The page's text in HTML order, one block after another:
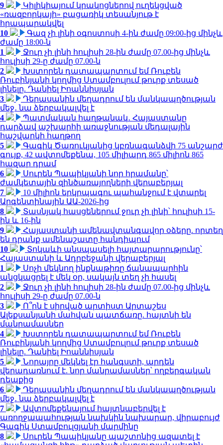
9
Կիլիկիայում կրակոցներով ուղեկցված
«ռազբորկայի» բացառիկ տեսանյութ է
հրապարակվել
10
Գազ չի լինի օգոստոսի 4-ին ժամը 09:00-ից մինչև
ժամը 18:00-ն
1
Ջուր չի լինի հուլիսի 28-ին ժամը 07.00-ից մինչև
հուլիսի 29-ը ժամը 07.00-ն
2
Խստորեն դատապարտում եմ Ռուբեն
Ռուբինյանի կողմից Ստամբուլում թուրք տեսած
լինելը. Դանիել Իոաննիսյան
3
Դերասանին մեղադրում են մանկապղծության
մեջ․ նա ձերբակալվել է
4
Պատմական հաղթանակ․ Հայաստանը
դարձավ աշխարհի առաջնության մեդալային
հաշվարկի հաղթող
5
Գագիկ Ծառուկյանից կբռնագանձվի 75 անշարժ
գույք, 42 ավտոմեքենա, 105 միլիարդ 865 միլիոն 865
հազար դրամ
6
Սուրեն Պապիկյանի նոր հրամանը՝
ժամկետային զինծառայողների վերաբերյալ
7
10 միլիոն երկրպագու պահանջում է վտարել
Արգենտինային ԱԱ-2026-ից
8
Տասնյակ հասցեներում ջուր չի լինի՝ հուլիսի 15-
ին և 16-ին
9
Հայաստանի ամենավտանգավոր օձերը. որտեղ
են դրանք ամենաշատը հանդիպում
10
Տոկաևի անսպասելի հայտարարությունը՝
Հայաստանի և Ադրբեջանի վերաբերյալ
1
Սոչի մեկնող ինքնաթիռը ճանապարհին
անցկացրել է մեկ օր, սակայն տեղ չի հասել
2
Ջուր չի լինի հուլիսի 28-ին ժամը 07.00-ից մինչև
հուլիսի 29-ը ժամը 07.00-ն
3
Ո՞րն է սիրված արտիստ Արտաշես
Ալեքսանյանի մահվան պատճառը. հայտնի են
մանրամասներ
4
Խստորեն դատապարտում եմ Ռուբեն
Ռուբինյանի կողմից Ստամբուլում թուրք տեսած
լինելը. Դանիել Իոաննիսյան
5
Նորայրը մեկնել էր հանգստի, արդեն
վերադառնում է. նոր մանրամասներ՝ ողբերգական
դեպքից
6
Դերասանին մեղադրում են մանկապղծության
մեջ․ նա ձերբակալվել է
7
Ավտոմեքենայում հայտնաբերվել է
առողջապահության նախկին նախարար, վիրաբույժ
Գագիկ Ստամբուլցյանի մարմինը
8
Սուրեն Պապիկյանը պաշտոնից ազատել է